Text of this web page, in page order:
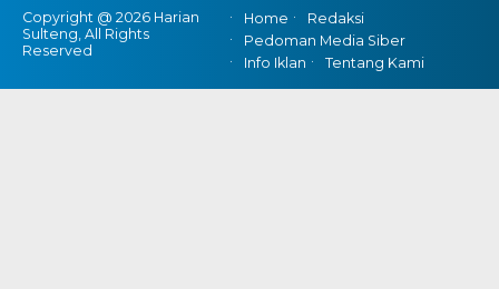
Copyright @ 2026 Harian
Sulteng, All Rights
Reserved
Home
Redaksi
Pedoman Media Siber
Info Iklan
Tentang Kami